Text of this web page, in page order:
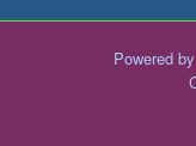
Powered by